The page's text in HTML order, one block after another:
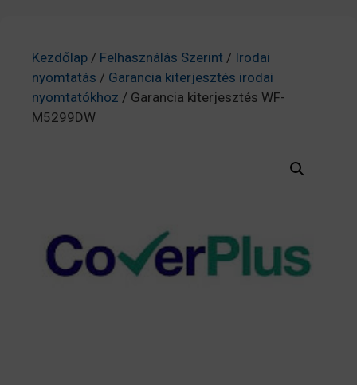
Kezdőlap / Felhasználás Szerint / Irodai
nyomtatás / Garancia kiterjesztés irodai
nyomtatókhoz / Garancia kiterjesztés WF-
M5299DW